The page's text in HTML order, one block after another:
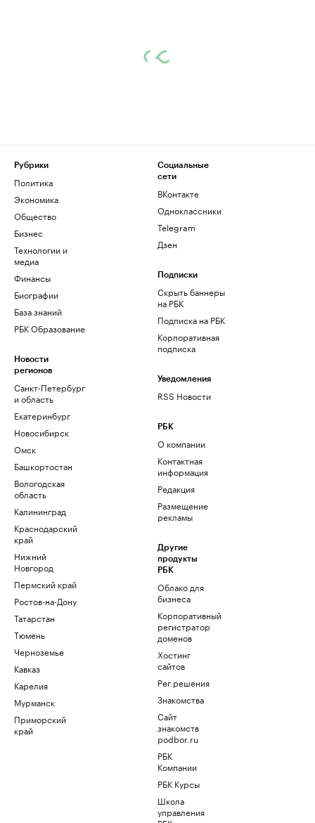
Рубрики
Политика
Экономика
Общество
Бизнес
Технологии и
медиа
Финансы
Биографии
База знаний
РБК Образование
Новости
регионов
Санкт-Петербург
и область
Екатеринбург
Новосибирск
Омск
Башкортостан
Вологодская
область
Калининград
Краснодарский
край
Нижний
Новгород
Пермский край
Ростов-на-Дону
Татарстан
Тюмень
Черноземье
Кавказ
Карелия
Мурманск
Приморский
край
Социальные
сети
ВКонтакте
Одноклассники
Telegram
Дзен
Подписки
Скрыть баннеры
на РБК
Подписка на РБК
Корпоративная
подписка
Уведомления
RSS Новости
РБК
О компании
Контактная
информация
Редакция
Размещение
рекламы
Другие
продукты
РБК
Облако для
бизнеса
Корпоративный
регистратор
доменов
Хостинг
сайтов
Рег.решения
Знакомства
Сайт
знакомств
podbor.ru
РБК
Компании
РБК Курсы
Школа
управления